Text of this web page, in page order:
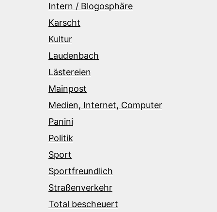
Intern / Blogosphäre
Karscht
Kultur
Laudenbach
Lästereien
Mainpost
Medien, Internet, Computer
Panini
Politik
Sport
Sportfreundlich
Straßenverkehr
Total bescheuert